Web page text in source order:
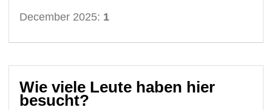
December 2025: 1
Wie viele Leute haben hier
besucht?